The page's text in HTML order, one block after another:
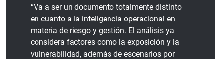
“Va a ser un documento totalmente distinto
en cuanto a la inteligencia operacional en
materia de riesgo y gestión. El análisis ya
considera factores como la exposición y la
vulnerabilidad, además de escenarios por